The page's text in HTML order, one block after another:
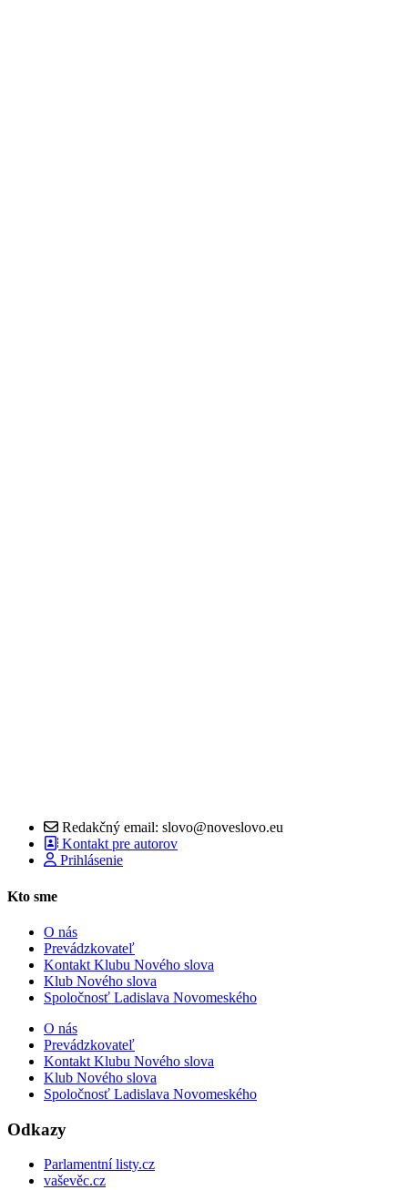
Redakčný email: slovo@noveslovo.eu
Kontakt pre autorov
Prihlásenie
Kto sme
O nás
Prevádzkovateľ
Kontakt Klubu Nového slova
Klub Nového slova
Spoločnosť Ladislava Novomeského
O nás
Prevádzkovateľ
Kontakt Klubu Nového slova
Klub Nového slova
Spoločnosť Ladislava Novomeského
Odkazy
Parlamentní listy.cz
vaševěc.cz